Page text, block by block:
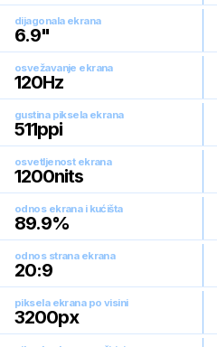
dijagonala ekrana
6.9"
osvežavanje ekrana
120Hz
gustina piksela ekrana
511ppi
osvetljenost ekrana
1200nits
odnos ekrana i kućišta
89.9%
odnos strana ekrana
20:9
piksela ekrana po visini
3200px